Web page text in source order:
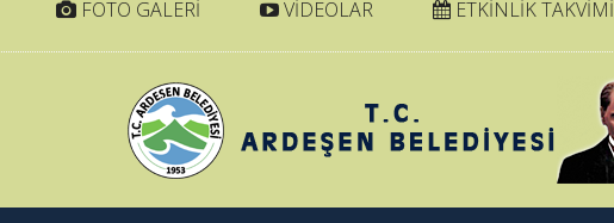
ETKİNLİK TAKVİMİ
VİDEOLAR
FOTO GALERİ